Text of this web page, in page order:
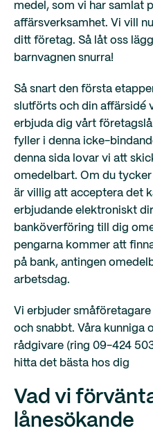
medel, som vi har samlat
affärsverksamhet. Vi vill
ditt företag. Så låt oss
barnvagnen snurra!
Så snart den första
slutförts och din affärsidé
erbjuda dig vårt
fyller i denna icke-
denna sida lovar vi att
omedelbart. Om du
är villig att acceptera det
erbjudande elektroniskt
banköverföring till dig
pengarna kommer att
på bank, antingen
arbetsdag.
Vi erbjuder småföretagare
och snabbt. Våra kunniga
rådgivare (ring 09-424
hitta det bästa hos dig
Vad vi
lånesökande